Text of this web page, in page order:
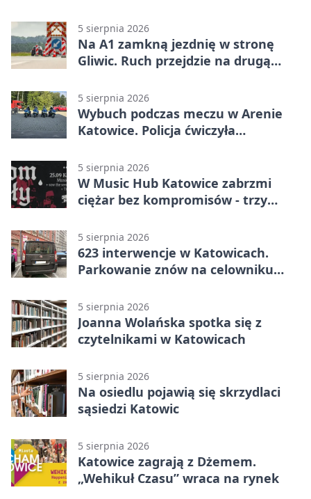
5 sierpnia 2026
Na A1 zamkną jezdnię w stronę
Gliwic. Ruch przejdzie na drugą
5 sierpnia 2026
Wybuch podczas meczu w Arenie
Katowice. Policja ćwiczyła
5 sierpnia 2026
W Music Hub Katowice zabrzmi
ciężar bez kompromisów - trzy
5 sierpnia 2026
623 interwencje w Katowicach.
Parkowanie znów na celowniku
5 sierpnia 2026
Joanna Wolańska spotka się z
czytelnikami w Katowicach
5 sierpnia 2026
Na osiedlu pojawią się skrzydlaci
sąsiedzi Katowic
5 sierpnia 2026
Katowice zagrają z Dżemem.
„Wehikuł Czasu” wraca na rynek